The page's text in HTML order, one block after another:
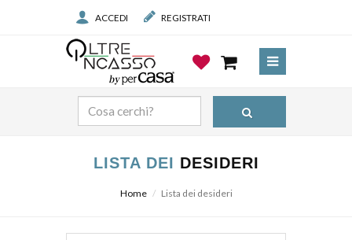
ACCEDI REGISTRATI
LISTA DEI DESIDERI
Home Lista dei desideri